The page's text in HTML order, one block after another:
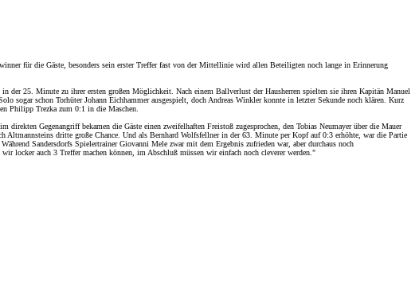
für die Gäste, besonders sein erster Treffer fast von der Mittellinie wird allen Beteiligten noch lange in Erinnerung
der 25. Minute zu ihrer ersten großen Möglichkeit. Nach einem Ballverlust der Hausherren spielten sie ihren Kapitän Manuel
sogar schon Torhüter Johann Eichhammer ausgespielt, doch Andreas Winkler konnte in letzter Sekunde noch klären. Kurz
Philipp Trezka zum 0:1 in die Maschen.
Gegenangriff bekamen die Gäste einen zweifelhaften Freistoß zugesprochen, den Tobias Neumayer über die Mauer
Altmannsteins dritte große Chance. Und als Bernhard Wolfsfellner in der 63. Minute per Kopf auf 0:3 erhöhte, war die Partie
Sandersdorfs Spielertrainer Giovanni Mele zwar mit dem Ergebnis zufrieden war, aber durchaus noch
locker auch 3 Treffer machen können, im Abschluß müssen wir einfach noch cleverer werden."